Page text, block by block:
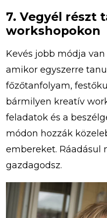
7. Vegyél részt
workshopokon
Kevés jobb módja
amikor egyszerre
főzőtanfolyam,
bármilyen kreatív
feladatok és a
módon hozzák
embereket. Ráadásul
gazdagodsz.